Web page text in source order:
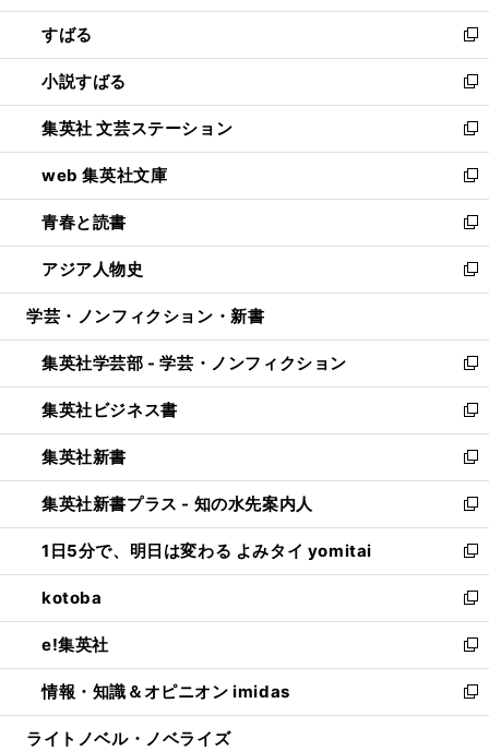
開
く
ウ
で
開
く
ン
ド
ウ
で
開
く
すばる
新
し
い
ウ
ィ
ン
ド
ウ
で
開
く
小説すばる
新
し
い
ウ
ィ
ン
ド
ウ
で
開
集英社 文芸ステーション
新
し
い
ウ
ィ
ン
ド
ウ
開
く
web 集英社文庫
新
し
い
ウ
ィ
ン
ウ
で
開
く
青春と読書
新
し
い
ウ
ン
ド
ウ
で
開
く
アジア人物史
新
し
ウ
ィ
ン
ド
ウ
で
開
く
学芸・ノンフィクション・新書
集英社学芸部 - 学芸・ノンフィクション
新
し
い
ウ
ィ
ン
ド
ウ
で
開
く
集英社ビジネス書
新
し
い
ウ
ィ
ン
ド
ウ
で
開
く
集英社新書
新
し
い
ウ
ィ
ン
ド
ウ
で
開
く
集英社新書プラス - 知の水先案内人
新
し
い
ウ
ィ
ン
ド
ウ
で
開
1日5分で、明日は変わる よみタイ yomitai
新
し
い
ウ
ィ
ン
ド
ウ
kotoba
新
し
い
ウ
ィ
ン
e!集英社
新
し
い
ウ
情報・知識＆オピニオン imidas
新
し
ライトノベル・ノベライズ